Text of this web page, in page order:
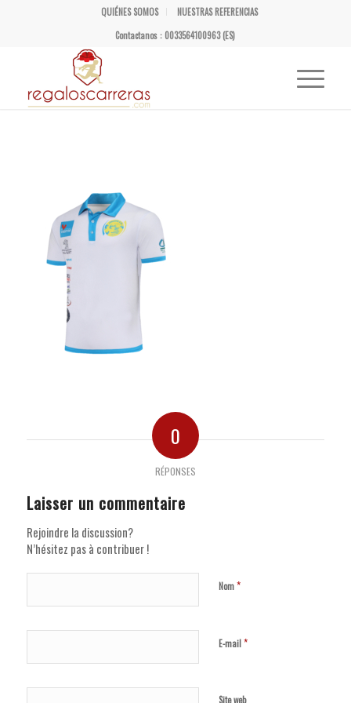
QUIÉNES SOMOS
NUESTRAS REFERENCIAS
Contactanos : 0033564100963 (ES)
0
RÉPONSES
Laisser un commentaire
Rejoindre la discussion?
N’hésitez pas à contribuer !
Nom*
E-mail*
Site web